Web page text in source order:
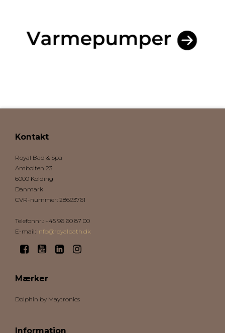
Kontakt
Royal Bad & Spa
Ambolten 23
6000 Kolding
Danmark
CVR-nummer: 28693761
Telefonnr. : +45 96 60 87 00
E-mail: info@royalbath.dk
Mærker
Dolphin by Maytronics
Information